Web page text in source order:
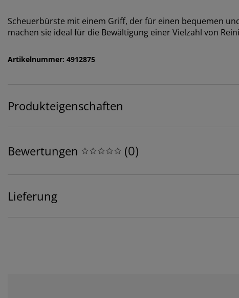
Scheuerbürste mit einem Griff, der für einen bequemen
machen sie ideal für die Bewältigung einer Vielzahl von
Artikelnummer: 4912875
Produkteigenschaften
Bewertungen (0)
Lieferung